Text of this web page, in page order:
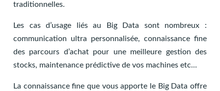
traditionnelles.
Les cas d’usage liés au Big Data sont nombreux :
communication ultra personnalisée, connaissance fine
des parcours d’achat pour une meilleure gestion des
stocks, maintenance prédictive de vos machines etc…
La connaissance fine que vous apporte le Big Data offre